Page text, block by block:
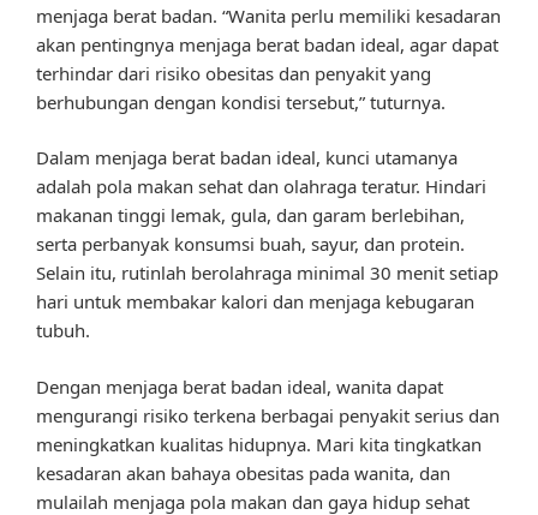
menjaga berat badan. “Wanita perlu memiliki kesadaran
akan pentingnya menjaga berat badan ideal, agar dapat
terhindar dari risiko obesitas dan penyakit yang
berhubungan dengan kondisi tersebut,” tuturnya.
Dalam menjaga berat badan ideal, kunci utamanya
adalah pola makan sehat dan olahraga teratur. Hindari
makanan tinggi lemak, gula, dan garam berlebihan,
serta perbanyak konsumsi buah, sayur, dan protein.
Selain itu, rutinlah berolahraga minimal 30 menit setiap
hari untuk membakar kalori dan menjaga kebugaran
tubuh.
Dengan menjaga berat badan ideal, wanita dapat
mengurangi risiko terkena berbagai penyakit serius dan
meningkatkan kualitas hidupnya. Mari kita tingkatkan
kesadaran akan bahaya obesitas pada wanita, dan
mulailah menjaga pola makan dan gaya hidup sehat